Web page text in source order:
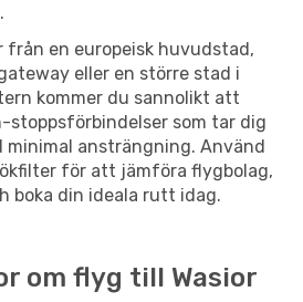
från en europeisk huvudstad,
eller en större stad i
kommer du sannolikt att
som tar dig
minimal ansträngning. Använd
för att jämföra flygbolag,
boka din ideala rutt idag.
om flyg till Wasior